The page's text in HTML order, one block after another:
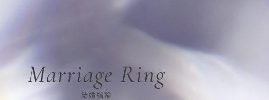
Marriage Ring
結婚指輪